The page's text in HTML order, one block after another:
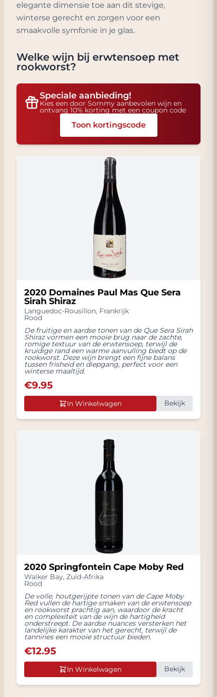
elegante dimensie toe aan dit stevige,
winterse gerecht en zorgen voor een
smaakvolle symfonie in je glas.
Welke wijn bij erwtensoep met
rookworst?
Speciale aanbieding!
Kies een door Sommy aanbevolen wijn en
ontvang 10% korting met een coupon code
Toon kortingscode
2020 Domaines Paul Mas Que Sera
Sirah Shiraz
Languedoc-Rousillon, Frankrijk
Rood
De fruitige en aardse tonen van de Que Sera Sirah
Shiraz vormen een mooie brug naar de zachte,
romige textuur van de erwtensoep, terwijl de
kruidige rand een warme aanvulling biedt op de
rookworst. Deze wijn brengt een fijne balans
tussen frisheid en diepgang, perfect voor een
winterse maaltijd.
€9.95
In Winkelwagen Bekijk
2020 Springfontein Cape Moby Red
Walker Bay, Zuid-Afrika
Rood
De volle, houtgerijpte tonen van de Cape Moby
Red vullen de hartige smaken van de erwtensoep
en rookworst prachtig aan, waardoor de kracht
en complexiteit van de wijn de hartigheid
onderstreept. De aardse nuances versterken het
landelijke karakter van het gerecht, terwijl de
tannines een mooie structuur bieden.
€12.95
In Winkelwagen Bekijk